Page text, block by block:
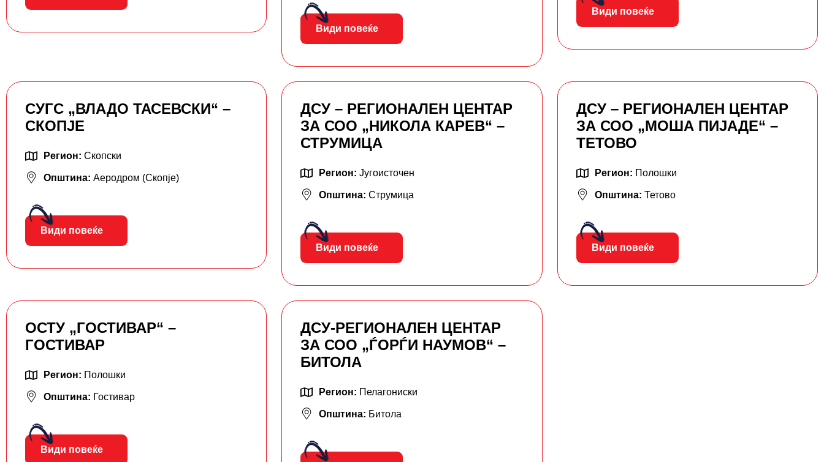
Види повеќе
Види повеќе
СУГС „ВЛАДО ТАСЕВСКИ“ –
СКОПЈЕ
Регион: Скопски
Општина: Аеродром (Скопје)
Види повеќе
ДСУ – РЕГИОНАЛЕН ЦЕНТАР
ЗА СОО „НИКОЛА КАРЕВ“ –
СТРУМИЦА
Регион:Југоисточен
Општина:Струмица
Види повеќе
ДСУ – РЕГИОНАЛЕН ЦЕНТАР
ЗА СОО „МОША ПИЈАДЕ“ –
ТЕТОВО
Регион: Полошки
Општина: Тетово
Види повеќе
ОСТУ „ГОСТИВАР“ –
ГОСТИВАР
Регион: Полошки
Општина: Гостивар
Види повеќе
ДСУ-РЕГИОНАЛЕН ЦЕНТАР
ЗА СОО „ЃОРЃИ НАУМОВ“ –
БИТОЛА
Регион: Пелагониски
Општина: Битола